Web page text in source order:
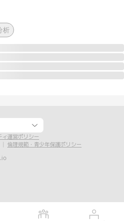
析
ィ運営ポリシー
倫理規範・青少年保護ポリシー